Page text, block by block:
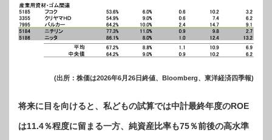
(出所：株価は2026年6月26日終値、Bloomberg、東洋経済四季報)
将来に目を向けると、私どもの試算では中計最終年度のROE
は11.4％程度に留まる一方、純資産比率も75％前後の高水準